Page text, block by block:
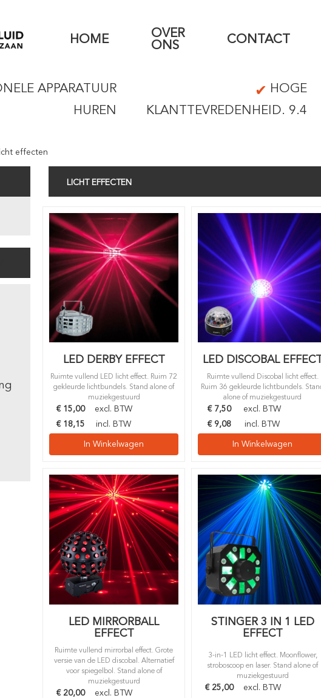
HOME
OVER
ONS
CONTACT
APPARATUUR
HUREN
HOGE
KLANTTEVREDENHEID. 9.4
effecten
LICHT EFFECTEN
LED DERBY EFFECT
Ruimte vullend LED licht effect. Ruim 72
gekleurde lichtbundels. Stand alone of
muziekgestuurd
€ 15,00
excl. BTW
€ 18,15 incl. BTW
In Winkelwagen
LED DISCOBAL
Ruimte vullend Discobal licht effect.
Ruim 36 gekleurde lichtbundels.
alone of muziekgestuurd
€ 7,50
excl. BTW
€ 9,08 incl. BTW
In Winkelwagen
LED MIRRORBALL
EFFECT
Ruimte vullend mirrorbal effect. Grote
versie van de LED discobal. Alternatief
voor spiegelbol. Stand alone of
muziekgestuurd
€ 20,00
excl. BTW
STINGER 3 IN 1 LED
EFFECT
3-in-1 LED licht effect. Moonflower,
stroboscoop en laser. Stand alone of
muziekgestuurd
€ 25,00
excl. BTW